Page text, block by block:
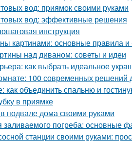
вод: приямок своими руками
вод: эффективные решения
инструкция
картинами: основные правила и
над диваном: советы и идеи
как выбрать идеальное
100 современных
как объединить спальню и
в приямке
подвале дома своими руками
погреба: основные
станции своими руками: